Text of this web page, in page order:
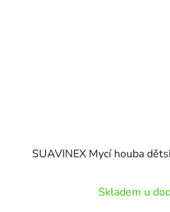
SUAVINEX Mycí houba
Skladem u